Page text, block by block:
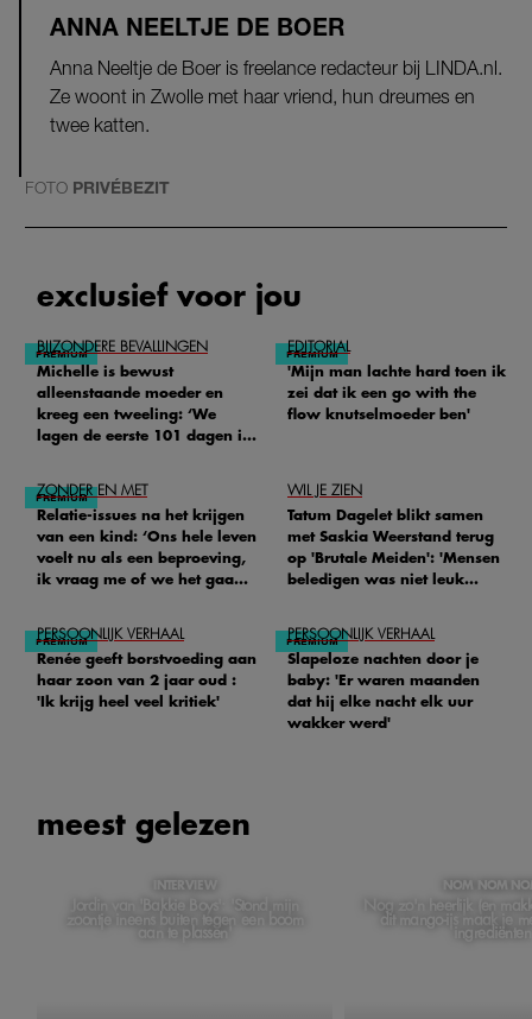
ANNA NEELTJE DE BOER
Anna Neeltje de Boer is freelance redacteur bij LINDA.nl.
Ze woont in Zwolle met haar vriend, hun dreumes en
twee katten.
FOTO PRIVÉBEZIT
exclusief voor jou
BIJZONDERE BEVALLINGEN
Michelle is bewust
alleenstaande moeder en
kreeg een tweeling: ‘We
lagen de eerste 101 dagen in
EDITORIAL
'Mijn man lachte hard toen ik
zei dat ik een go with the
flow knutselmoeder ben'
ZONDER EN MET
Relatie-issues na het krijgen
van een kind: ‘Ons hele leven
voelt nu als een beproeving,
ik vraag me of we het gaan
WIL JE ZIEN
Tatum Dagelet blikt samen
met Saskia Weerstand terug
op 'Brutale Meiden': 'Mensen
beledigen was niet leuk
PERSOONLIJK VERHAAL
Renée geeft borstvoeding aan
haar zoon van 2 jaar oud :
'Ik krijg heel veel kritiek'
PERSOONLIJK VERHAAL
Slapeloze nachten door je
baby: 'Er waren maanden
dat hij elke nacht elk uur
wakker werd'
meest gelezen
INTERVIEW
Jordin van 'Bakkie Boys': 'Stond mijn
zoontje ineens buiten tegen een boom
aan te plassen'
NOM NOM
Nog zo'n heerlijk (en
dit mango-ijs maak je
ingrediënten